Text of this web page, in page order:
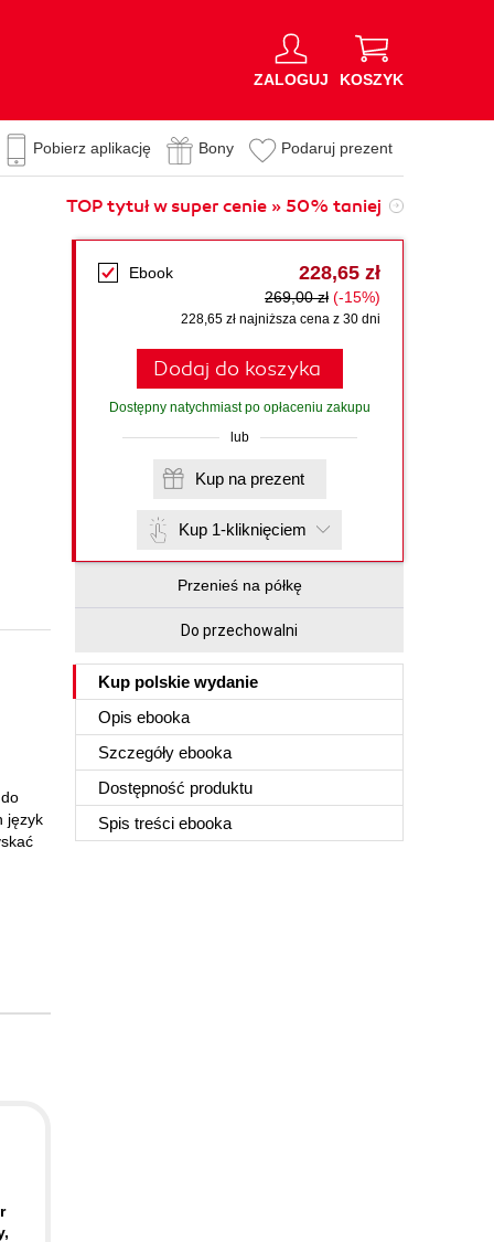
ZALOGUJ KOSZYK
Pobierz aplikację Bony Podaruj prezent
TOP tytuł w super cenie » 50% taniej
Ebook 228,65 zł
269,00 zł (-15%)
228,65 zł najniższa cena z 30 dni
Dodaj do koszyka
Dostępny natychmiast po opłaceniu zakupu
lub
Kup na prezent
Kup 1-kliknięciem
Przenieś na półkę
Do przechowalni
Kup polskie wydanie
Opis ebooka
Szczegóły ebooka
Dostępność produktu
Spis treści ebooka
język